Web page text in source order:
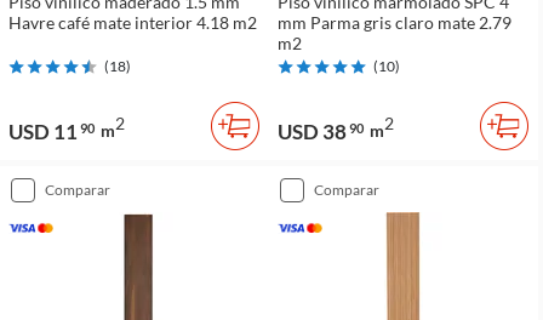
Havre café mate interior 4.18 m2
(18)
USD 11 90 m2
mm Parma gris claro mate 2.79
m2
(10)
USD 3890 m2
comparar comparar